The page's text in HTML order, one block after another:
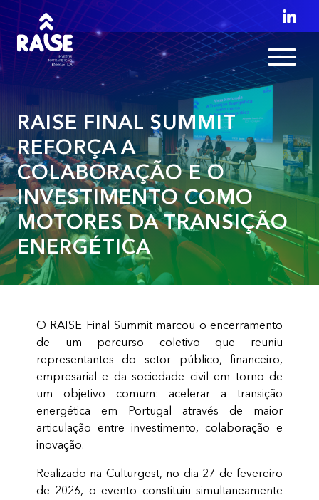
RAISE FINAL SUMMIT
REFORÇA A
COLABORAÇÃO E O
INVESTIMENTO COMO
MOTORES DA TRANSIÇÃO
ENERGÉTICA
O RAISE Final Summit marcou o encerramento
de um percurso coletivo que reuniu
representantes do setor público, financeiro,
empresarial e da sociedade civil em torno de
um objetivo comum: acelerar a transição
energética em Portugal através de maior
articulação entre investimento, colaboração e
inovação.
Realizado na Culturgest, no dia 27 de fevereiro
de 2026, o evento constituiu simultaneamente